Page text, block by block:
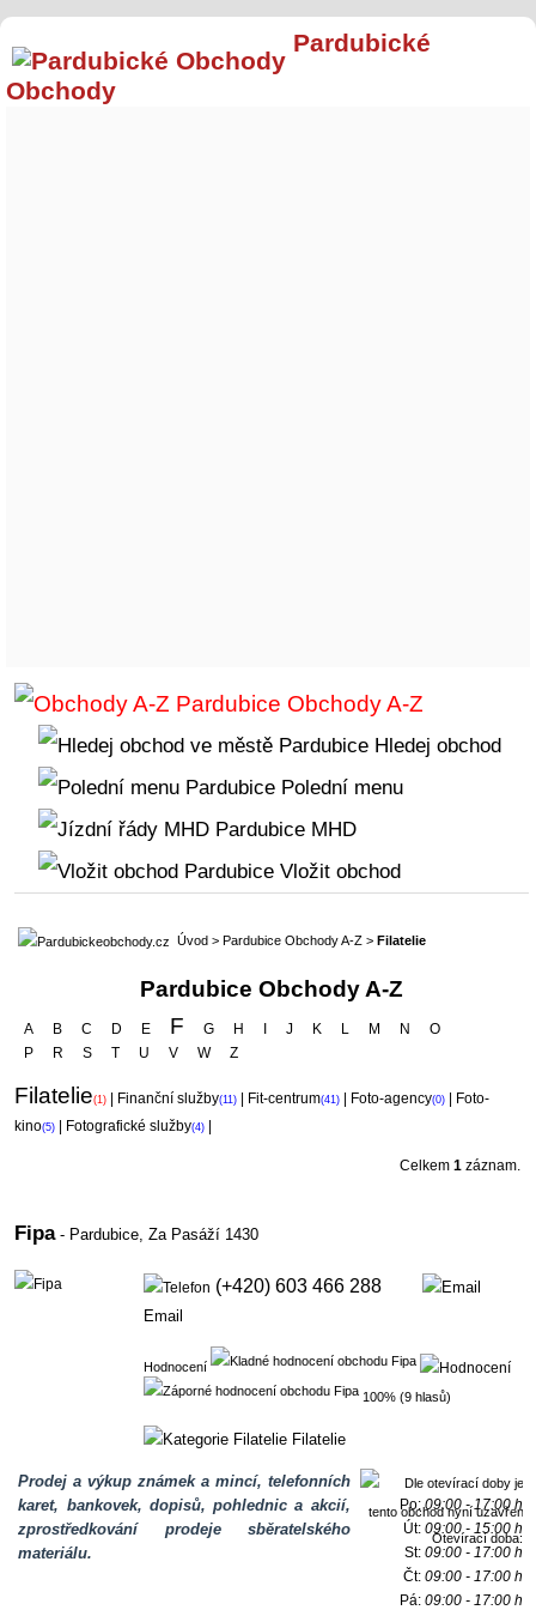
Pardubické
Obchody
Obchody A-Z
Hledej obchod
Polední menu
MHD
Vložit obchod
Úvod >Pardubice Obchody A-Z >Filatelie
Pardubice Obchody A-Z
A B C D E F G H J K L M N
O
P
R S T U V W Z
Filatelie(1) Finanční služby(11) Fit-centrum(41) Foto-agency(0)
Foto-
kino(5) Fotografické služby(4)
Celkem 1záznam.
Fipa- Pardubice,Za Pasáží 1430
(+420) 603 466 288
Email
Hodnocení
100% (9 hlasů)
Filatelie
Prodej a výkup známek a mincí, telefonních
karet, bankovek, dopisů, pohlednic a akcií,
zprostředkování prodeje sběratelského
materiálu.
Otevírací doba:
Po:09:00 - 17:00 h
Út:09:00 - 15:00 h
St:09:00 - 17:00 h
Čt:09:00 - 17:00 h
Pá:09:00 - 17:00 h